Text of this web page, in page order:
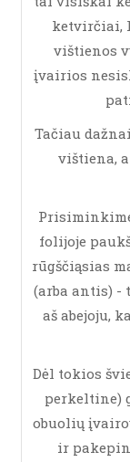
ketvirčiai,
vištienos
įvairios
Tačiau
vištiena,
folijoje
rūgščiąsias
(arba antis) -
aš abejoju,
Dėl tokios
perkeltine)
obuolių
ir